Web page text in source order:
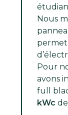
Nous
Pour
avons
full
kWc